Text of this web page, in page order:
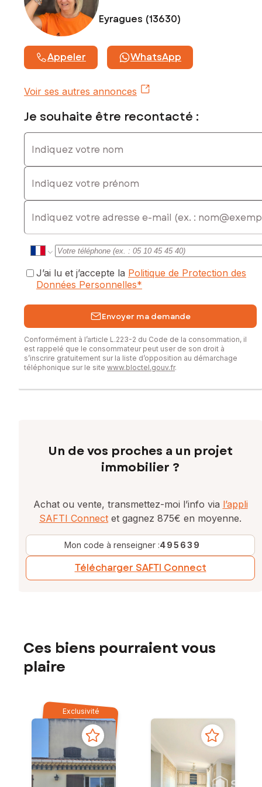
Contactez votre conseiller SAFTI : Fabienne PONSOLLE,
Tél. : 0671502255, E-mail : fabienne.ponsolle@safti.fr - EI -
Agent commercial immatriculé au RSAC de Tarascon sous le
Eyragues (13630)
Appeler WhatsApp
Voir ses autres annonces
Je souhaite être recontacté :
Indiquez votre nom
Indiquez votre prénom
E-mail
J’ai lu et j’accepte la Politique de Protection des
Données Personnelles*
Envoyer ma demande
Conformément à l’article L.223-2 du Code de la consommation, il
est rappelé que le consommateur peut user de son droit à
s’inscrire gratuitement sur la liste d’opposition au démarchage
téléphonique sur le site www.bloctel.gouv.fr.
Un de vos proches a un projet
immobilier ?
Achat ou vente, transmettez-moi l’info via l’appli
SAFTI Connect et gagnez 875€ en moyenne.
Mon code à renseigner :495639
Télécharger SAFTI Connect
Ces biens pourraient vous
plaire
Exclusivité